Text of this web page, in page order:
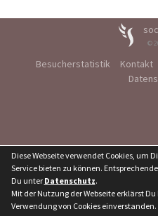
©
Besucherstatistik Kontakt
Diese Webseite verwendet Cookies, um
Service bieten zu können.
Du unter Datenschutz.
Mit der Nutzung der Webseite erklärst
Verwendung von Cookies einverstanden.